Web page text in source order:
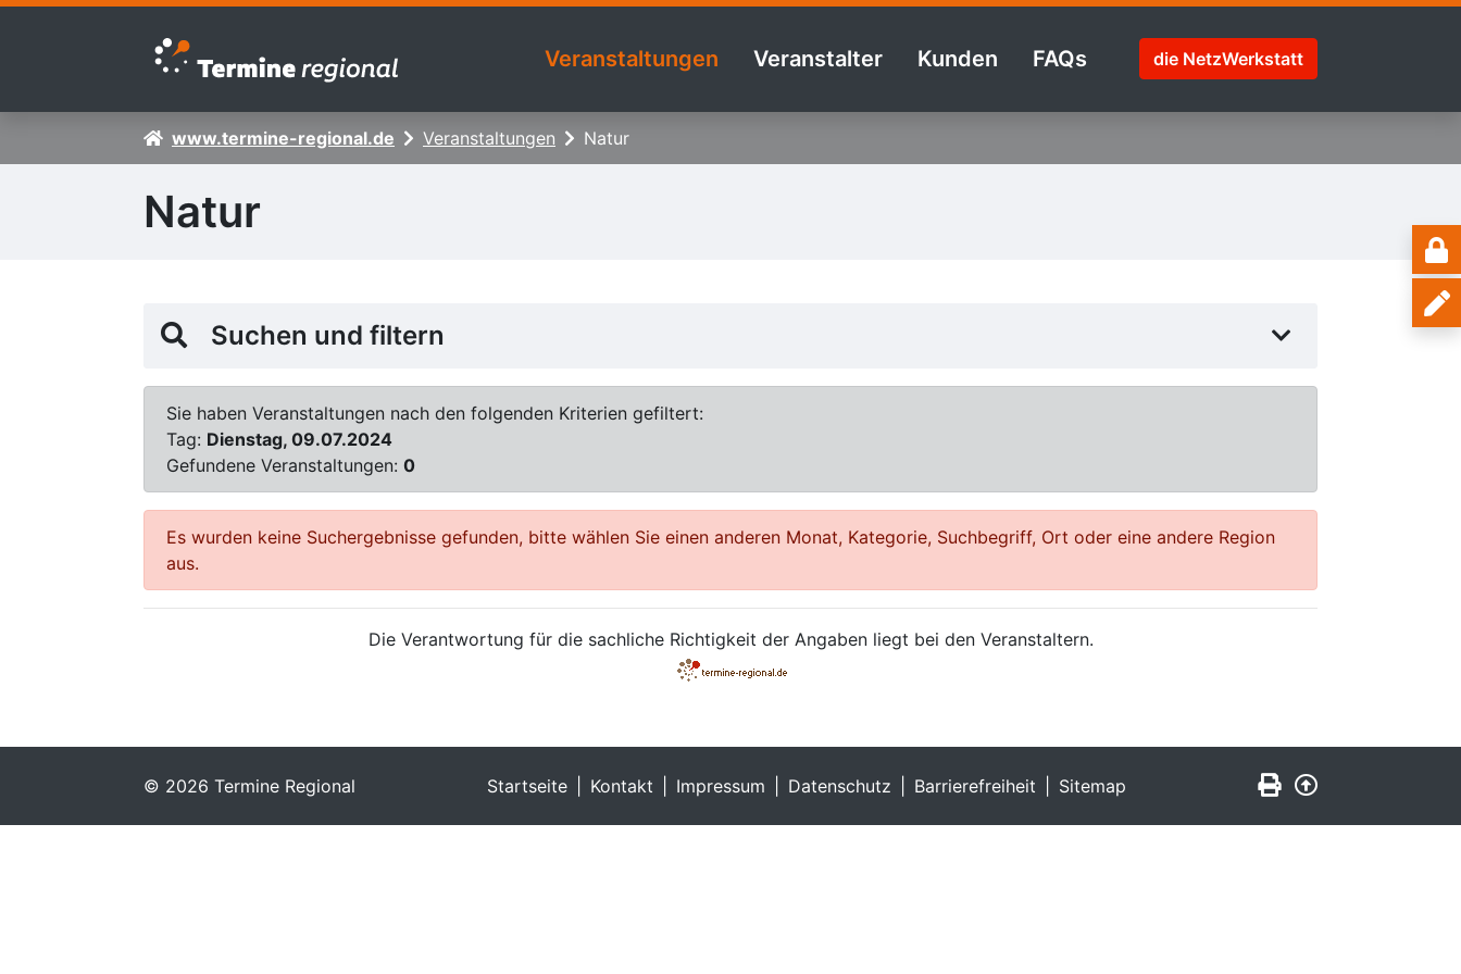
Zur Navigation springen
Zum Inhalt springen
Veranstaltungen Veranstalter Kunden FAQs die NetzWerkstatt
www.termine-regional.de Veranstaltungen Natur
Natur
Suchen und filtern
Sie haben Veranstaltungen nach den folgenden Kriterien gefiltert:
Tag: Dienstag, 09.07.2024
Gefundene Veranstaltungen: 0
Es wurden keine Suchergebnisse gefunden, bitte wählen Sie einen anderen Monat, Kategorie, Suchbegriff, Ort oder eine andere Region
aus.
Die Verantwortung für die sachliche Richtigkeit der Angaben liegt bei den Veranstaltern.
© 2026 Termine Regional Startseite Kontakt Impressum Datenschutz Barrierefreiheit Sitemap Seite drucken
Zurück nach